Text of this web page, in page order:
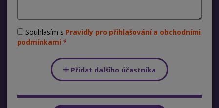
Souhlasím s Pravidly pro přihlašování a obchodními
podmínkami
Přidat dalšího účastníka